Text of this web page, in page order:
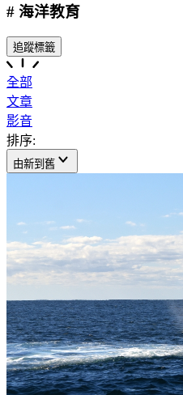
# 海洋教育
追蹤標籤
全部
文章
影音
排序:
由新到舊